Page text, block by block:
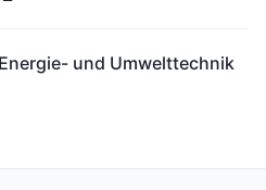
und Umwelttechnik